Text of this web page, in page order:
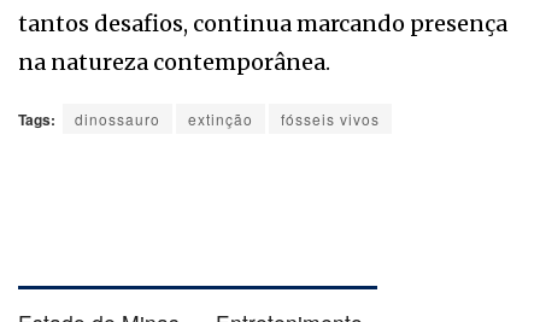
tantos desafios, continua marcando presença
na natureza contemporânea.
Tags: dinossauro extinção fósseis vivos